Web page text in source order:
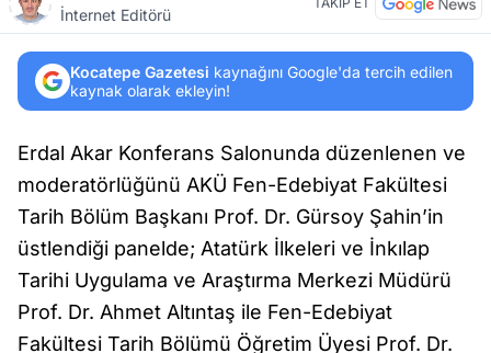
İnternet Editörü
Kocatepe Gazetesi kaynağını Google'da tercih edilen
kaynak olarak ekleyin!
Erdal Akar Konferans Salonunda düzenlenen ve
moderatörlüğünü AKÜ Fen-Edebiyat Fakültesi
Tarih Bölüm Başkanı Prof. Dr. Gürsoy Şahin’in
üstlendiği panelde; Atatürk İlkeleri ve İnkılap
Tarihi Uygulama ve Araştırma Merkezi Müdürü
Prof. Dr. Ahmet Altıntaş ile Fen-Edebiyat
Fakültesi Tarih Bölümü Öğretim Üyesi Prof. Dr.